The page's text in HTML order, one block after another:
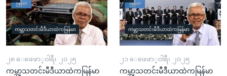
၂၈ ေဖေဖာ္၀ါရီ၊ ၂၀၂၅
ကမ္ဘာ့သတင်းမီဒီယာထဲကမြန်မာ
၂၁ ေဖေဖာ္၀ါရီ၊ ၂၀၂၅
ကမ္ဘာ့သတင်းမီဒီယာထဲကမြန်မာ